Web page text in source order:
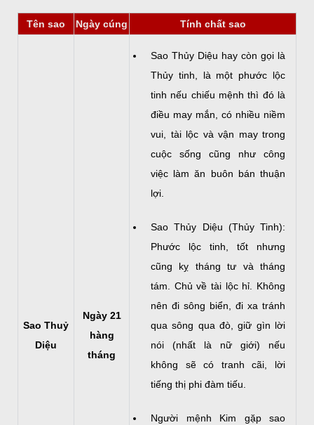
Tên sao Ngày cúng Tính chất sao
Sao Thuỷ
Diệu
Ngày 21
hàng
tháng
Sao Thủy Diệu hay còn gọi là
Thủy tinh, là một phước lộc
tinh nếu chiếu mệnh thì đó là
điều may mắn, có nhiều niềm
vui, tài lộc và vận may trong
cuộc sống cũng như công
việc làm ăn buôn bán thuận
lợi.
Sao Thủy Diệu (Thủy Tinh):
Phước lộc tinh, tốt nhưng
cũng kỵ tháng tư và tháng
tám. Chủ về tài lộc hỉ. Không
nên đi sông biển, đi xa tránh
qua sông qua đò, giữ gìn lời
nói (nhất là nữ giới) nếu
không sẽ có tranh cãi, lời
tiếng thị phi đàm tiếu.
Người mệnh Kim gặp sao